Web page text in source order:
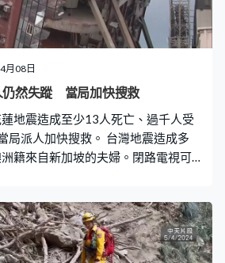
，再急忙跑到派出所報警。Belbas指
洞位置，發現他們都安然無恙，眼
助他們脫離現場。他最後返回現
梯救出餘下一家五口，甚至安撫眾
晶英酒店休息。英勇事蹟經報道
希臘英雄」。 40年前當童軍學套索
「我不是甚麼英雄！」Belba
月08日
仍然失蹤 當局加快搜救
蓮地震造成至少13人死亡、過千人受
局派人加快搜救。 台灣地震造成多
籍來自新加坡的夫婦。閉路電視可
公園屬地震重災區，多處山崩，管
月7日。但發現修復需時，決定無限
修復過程可能需時3至5年。 至於因